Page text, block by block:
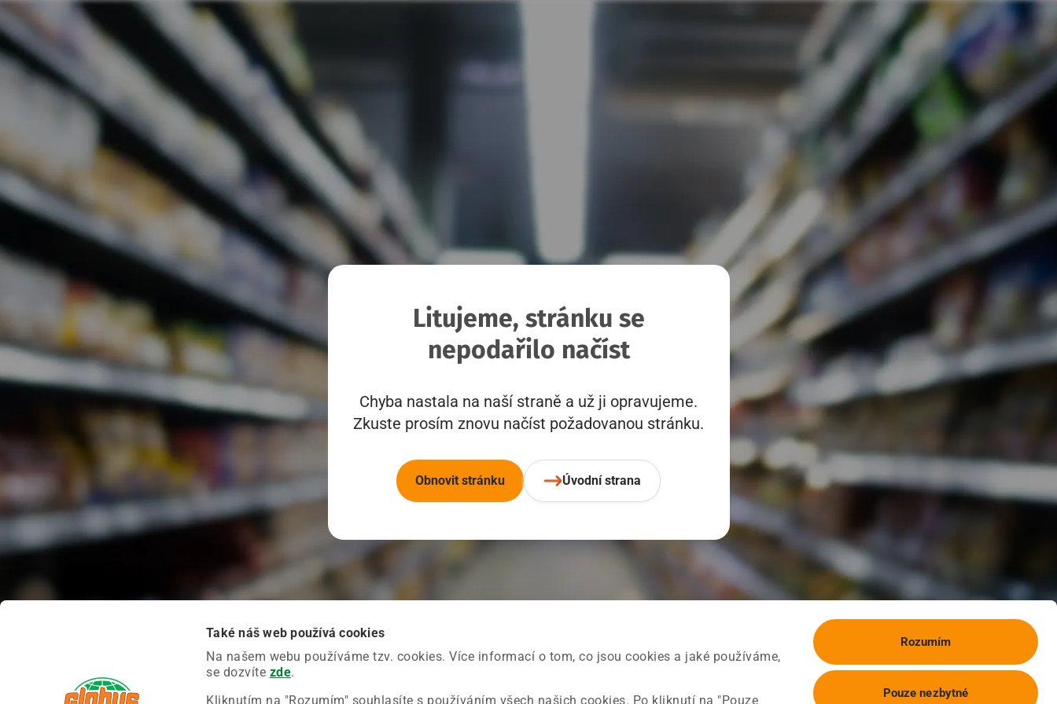
Také náš web používá cookies
Na našem webu používáme tzv. cookies. Více informací o tom, co jsou cookies a jaké používáme,
se dozvíte zde.
Kliknutím na "Rozumím" souhlasíte s používáním všech našich cookies. Po kliknutí na "Pouze
Rozumím
Pouze nezbytné
Litujeme, stránku se
nepodařilo načíst
Chyba nastala na naší straně a už ji opravujeme.
Zkuste prosím znovu načíst požadovanou stránku.
Obnovit stránku Úvodní strana